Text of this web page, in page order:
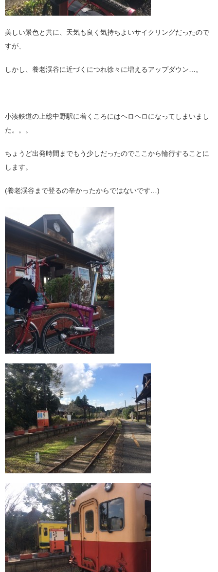
美しい景色と共に、天気も良く気持ちよいサイクリングだったので
すが、
しかし、養老渓谷に近づくにつれ徐々に増えるアップダウン…。
小湊鉄道の上総中野駅に着くころにはヘロヘロになってしまいまし
た。。。
ちょうど出発時間までもう少しだったのでここから輪行することに
します。
(養老渓谷まで登るの辛かったからではないです…)